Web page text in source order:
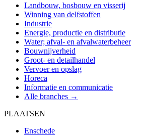
Landbouw, bosbouw en visserij
Winning van delfstoffen
Industrie
Energie, productie en distributie
Water; afval- en afvalwaterbeheer
Bouwnijverheid
Groot- en detailhandel
Vervoer en opslag
Horeca
Informatie en communicatie
Alle branches →
PLAATSEN
Enschede